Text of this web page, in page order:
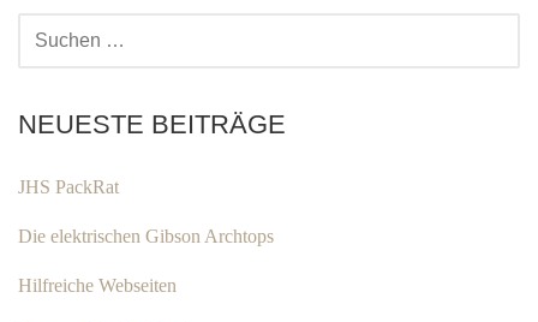
NEUESTE BEITRÄGE
JHS PackRat
Die elektrischen Gibson Archtops
Hilfreiche Webseiten